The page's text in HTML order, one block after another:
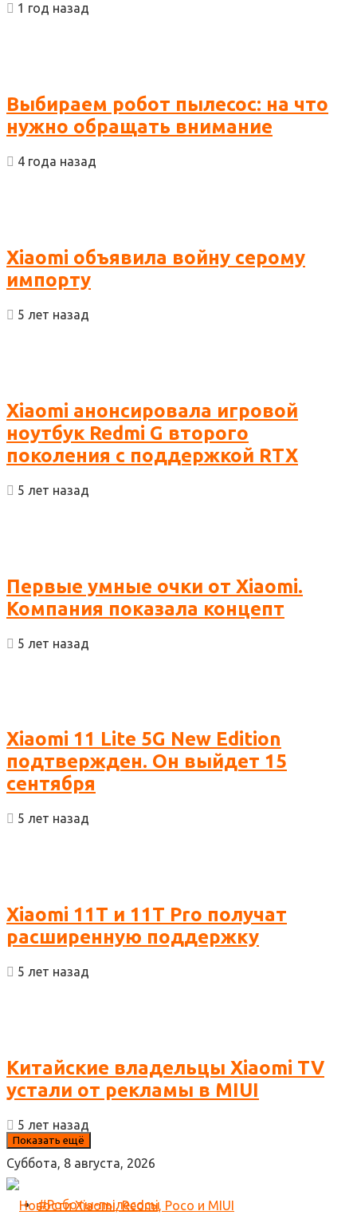
1 год назад
Выбираем робот пылесос: на что
нужно обращать внимание
4 года назад
Xiaomi объявила войну серому
импорту
5 лет назад
Xiaomi анонсировала игровой
ноутбук Redmi G второго
поколения с поддержкой RTX
5 лет назад
Первые умные очки от Xiaomi.
Компания показала концепт
5 лет назад
Xiaomi 11 Lite 5G New Edition
подтвержден. Он выйдет 15
сентября
5 лет назад
Xiaomi 11T и 11T Pro получат
расширенную поддержку
5 лет назад
Китайские владельцы Xiaomi TV
устали от рекламы в MIUI
5 лет назад
Показать ещё
Суббота, 8 августа, 2026
#Роботы-пылесосы